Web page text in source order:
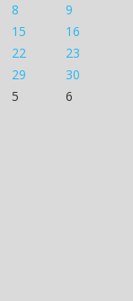
8
9
15
16
22
23
29
30
5 6